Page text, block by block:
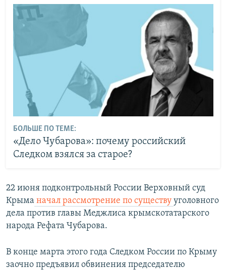
БОЛЬШЕ ПО ТЕМЕ:
«Дело Чубарова»: почему российский
Следком взялся за старое?
22 июня подконтрольный России Верховный суд
Крыма начал рассмотрение по существу уголовного
дела против главы Меджлиса крымскотатарского
народа Рефата Чубарова.
В конце марта этого года Следком России по Крыму
заочно предъявил обвинения председателю